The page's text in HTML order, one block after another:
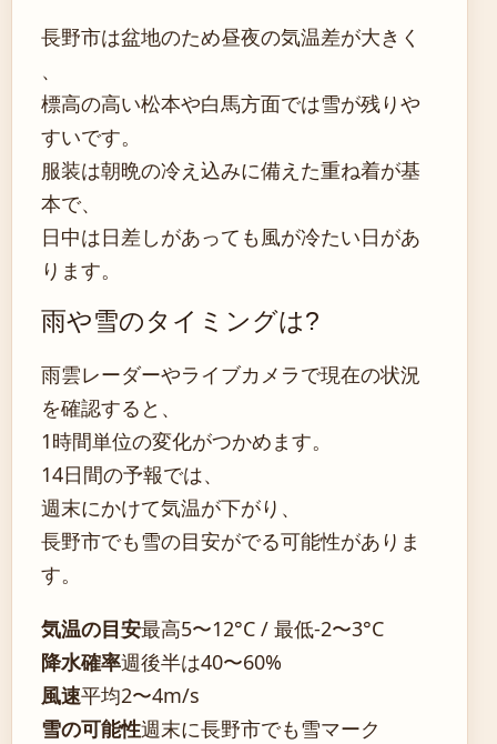
長野市は盆地のため昼夜の気温差が大きく
、
標高の高い松本や白馬方面では雪が残りや
すいです。
服装は朝晩の冷え込みに備えた重ね着が基
本で、
日中は日差しがあっても風が冷たい日があ
ります。
雨や雪のタイミングは?
雨雲レーダーやライブカメラで現在の状況
を確認すると、
1時間単位の変化がつかめます。
14日間の予報では、
週末にかけて気温が下がり、
長野市でも雪の目安がでる可能性がありま
す。
気温の目安最高5〜12°C / 最低-2〜3°C
降水確率週後半は40〜60%
風速平均2〜4m/s
雪の可能性週末に長野市でも雪マーク